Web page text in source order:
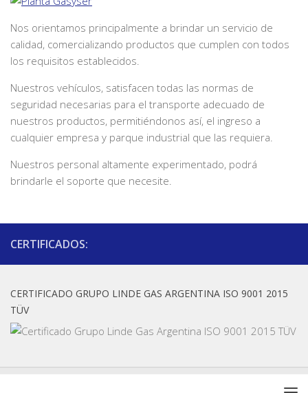
Nos orientamos principalmente a brindar un servicio de
calidad, comercializando productos que cumplen con todos
los requisitos establecidos.
Nuestros vehículos, satisfacen todas las normas de
seguridad necesarias para el transporte adecuado de
nuestros productos, permitiéndonos así, el ingreso a
cualquier empresa y parque industrial que las requiera.
Nuestros personal altamente experimentado, podrá
brindarle el soporte que necesite.
CERTIFICADOS:
CERTIFICADO GRUPO LINDE GAS ARGENTINA ISO 9001 2015
TÜV